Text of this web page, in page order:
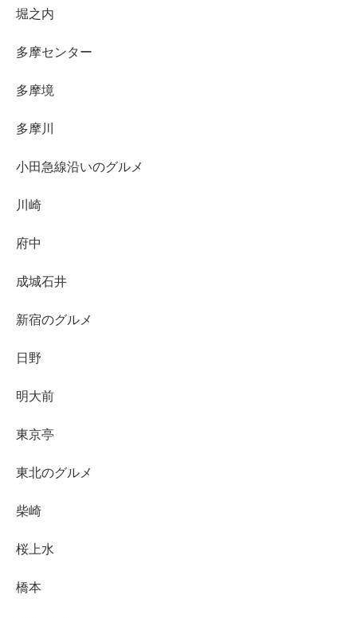
堀之内
多摩センター
多摩境
多摩川
小田急線沿いのグルメ
川崎
府中
成城石井
新宿のグルメ
日野
明大前
東京亭
東北のグルメ
柴崎
桜上水
橋本